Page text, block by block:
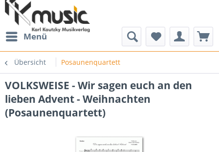
Menü
Übersicht Posaunenquartett
VOLKSWEISE - Wir sagen euch an den
lieben Advent - Weihnachten
(Posaunenquartett)